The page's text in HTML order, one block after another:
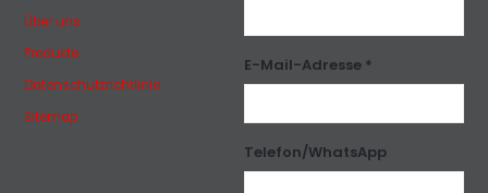
Über uns
Produkte
Datenschutzrichtlinie
Sitemap
E-Mail-Adresse *
Telefon/WhatsApp